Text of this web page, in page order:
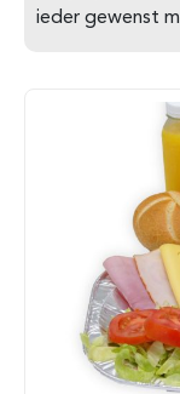
ieder gewenst